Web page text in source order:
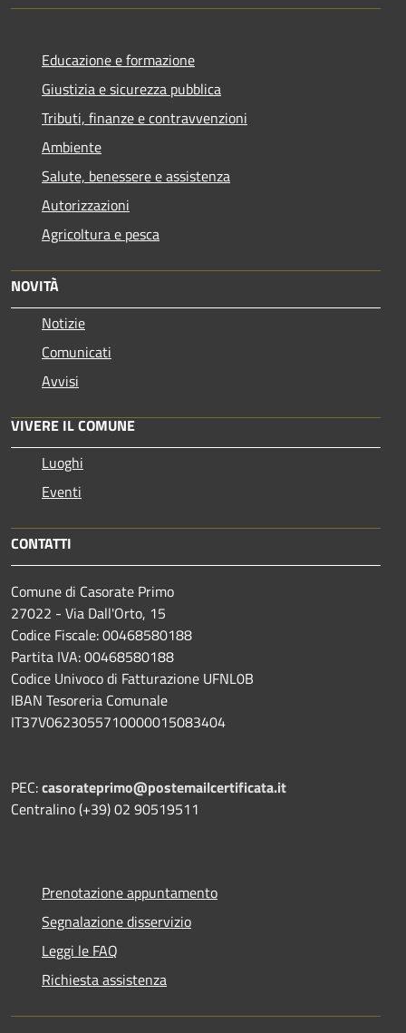
Educazione e formazione
Giustizia e sicurezza pubblica
Tributi, finanze e contravvenzioni
Ambiente
Salute, benessere e assistenza
Autorizzazioni
Agricoltura e pesca
NOVITÀ
Notizie
Comunicati
Avvisi
VIVERE IL COMUNE
Luoghi
Eventi
CONTATTI
Comune di Casorate Primo
27022 - Via Dall'Orto, 15
Codice Fiscale: 00468580188
Partita IVA: 00468580188
Codice Univoco di Fatturazione UFNL0B
IBAN Tesoreria Comunale
IT37V0623055710000015083404
PEC:casorateprimo@postemailcertificata.it
Centralino (+39) 02 90519511
Prenotazione appuntamento
Segnalazione disservizio
Leggi le FAQ
Richiesta assistenza